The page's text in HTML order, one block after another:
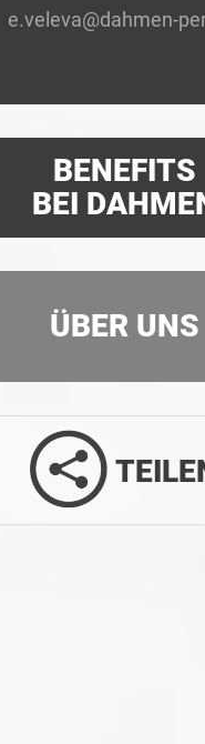
e.veleva@dahmen-
BENEFITS
BEI
ÜBER UNS